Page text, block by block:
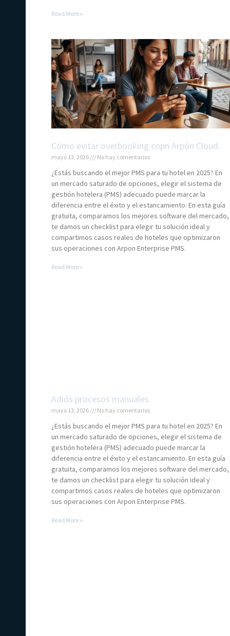
Read More »
Cómo evitar overbooking copn Arpón Cloud.
mayo 13, 2026 No hay comentarios
¿Estás buscando el mejor PMS para tu hotel en 2025? En
un mercado saturado de opciones, elegir el sistema de
gestión hotelera (PMS) adecuado puede marcar la
diferencia entre el éxito y el estancamiento. En esta guía
gratuita, comparamos los mejores software del mercado,
te damos un checklist para elegir tu solución ideal y
compartimos casos reales de hoteles que optimizaron
sus operaciones con Arpon Enterprise PMS.
Read More »
Adiós procesos manuales.
mayo 13, 2026 No hay comentarios
¿Estás buscando el mejor PMS para tu hotel en 2025? En
un mercado saturado de opciones, elegir el sistema de
gestión hotelera (PMS) adecuado puede marcar la
diferencia entre el éxito y el estancamiento. En esta guía
gratuita, comparamos los mejores software del mercado,
te damos un checklist para elegir tu solución ideal y
compartimos casos reales de hoteles que optimizaron
sus operaciones con Arpon Enterprise PMS.
Read More »